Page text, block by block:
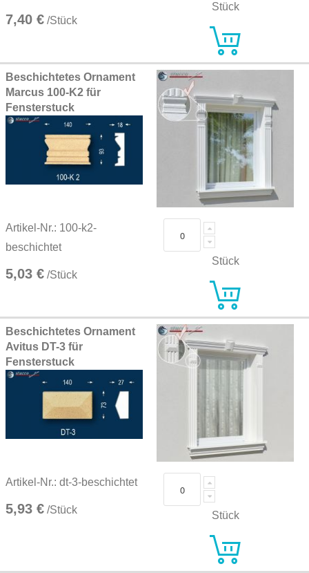
7,40 € /Stück
Stück
Beschichtetes Ornament
Marcus 100-K2 für
Fensterstuck
Artikel-Nr.: 100-k2-
beschichtet
5,03 € /Stück
Stück
Beschichtetes Ornament
Avitus DT-3 für
Fensterstuck
Artikel-Nr.: dt-3-beschichtet
5,93 € /Stück Stück